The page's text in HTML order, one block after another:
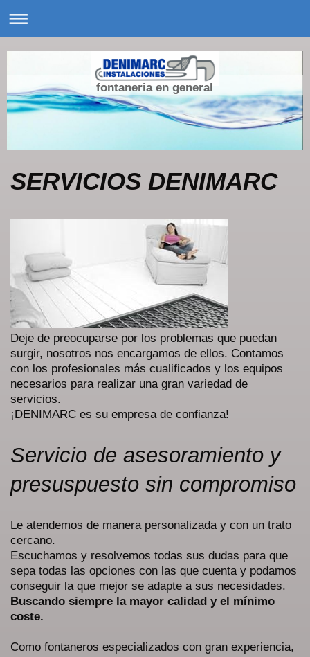
fontaneria en general
SERVICIOS DENIMARC
Deje de preocuparse por los problemas que puedan
surgir, nosotros nos encargamos de ellos. Contamos
con los profesionales más cualificados y los equipos
necesarios para realizar una gran variedad de
servicios.
¡DENIMARC es su empresa de confianza!
Servicio de asesoramiento y
presuspuesto sin compromiso
Le atendemos de manera personalizada y con un trato
cercano.
Escuchamos y resolvemos todas sus dudas para que
sepa todas las opciones con las que cuenta y podamos
conseguir la que mejor se adapte a sus necesidades.
Buscando siempre la mayor calidad y el mínimo
coste.
Como fontaneros especializados con gran experiencia,